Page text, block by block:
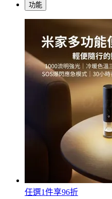
功能
任選1件享96折